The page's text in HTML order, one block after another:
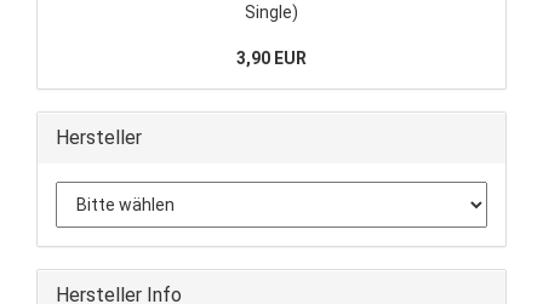
Single)
3,90 EUR
Hersteller
Hersteller Info